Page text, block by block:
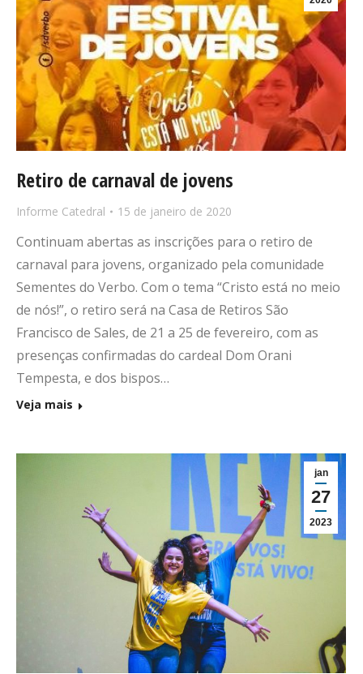
Retiro de carnaval de jovens
Informe Catedral 15 de janeiro de 2020
Continuam abertas as inscrições para o retiro de
carnaval para jovens, organizado pela comunidade
Sementes do Verbo. Com o tema “Cristo está no meio
de nós!”, o retiro será na Casa de Retiros São
Francisco de Sales, de 21 a 25 de fevereiro, com as
presenças confirmadas do cardeal Dom Orani
Tempesta, e dos bispos…
Veja mais
jan
27
2023